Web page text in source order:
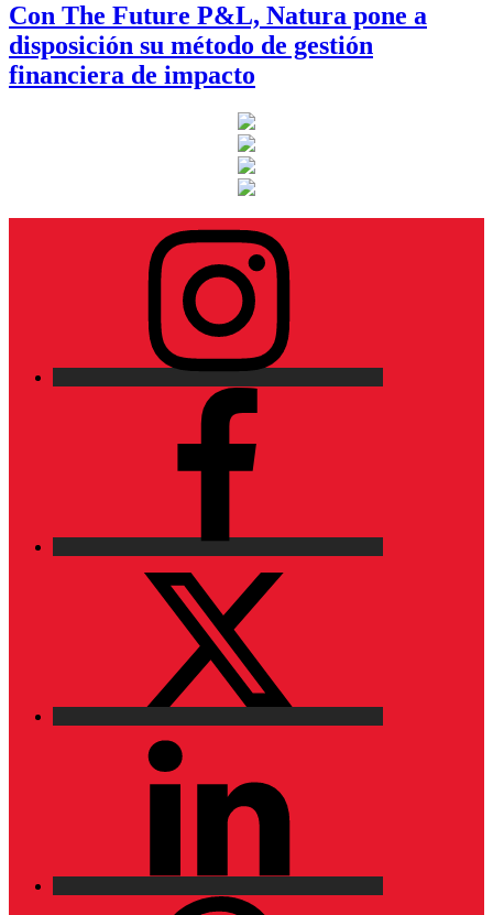
Con The Future P&L, Natura pone a
disposición su método de gestión
financiera de impacto